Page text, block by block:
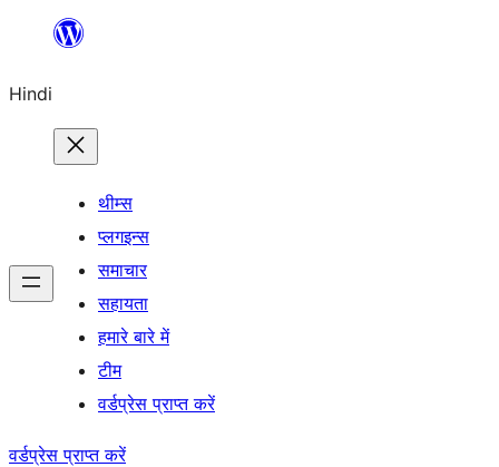
सामग्री
जाएं
Hindi
थीम्स
प्लगइन्स
समाचार
सहायता
हमारे बारे में
टीम
वर्डप्रेस प्राप्त करें
वर्डप्रेस प्राप्त करें